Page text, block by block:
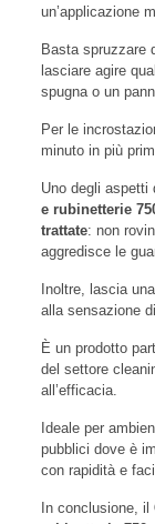
un’applicazione
Basta spruzzare
lasciare agire
spugna o un
Per le
minuto in più
Uno degli aspetti
e rubinetterie
trattate: non
aggredisce le
Inoltre, lascia
alla sensazione
È un prodotto
del settore
all’efficacia.
Ideale per
pubblici dove è
con rapidità e
In conclusione, il